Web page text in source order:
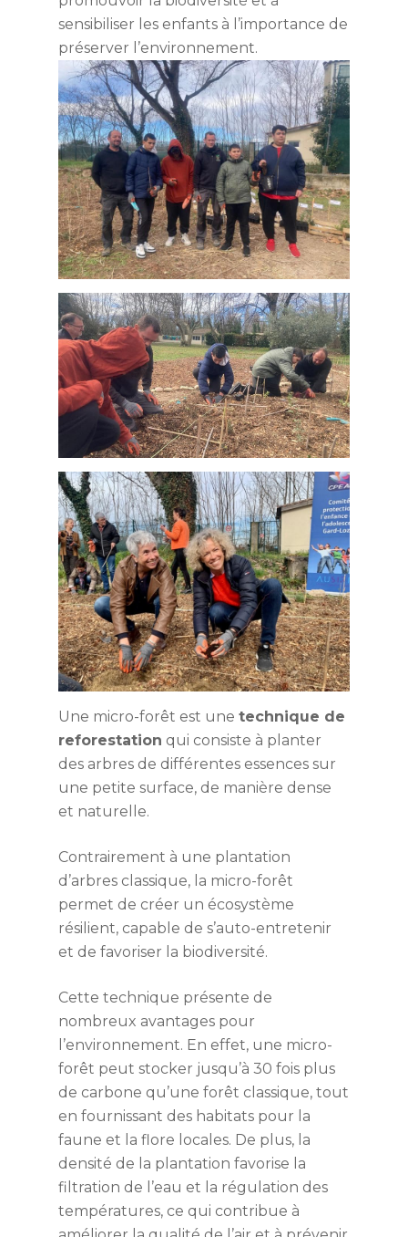
sensibiliser les enfants à l’importance de
préserver l’environnement.
Une micro-forêt est une technique de
reforestation qui consiste à planter
des arbres de différentes essences sur
une petite surface, de manière dense
et naturelle.
Contrairement à une plantation
d’arbres classique, la micro-forêt
permet de créer un écosystème
résilient, capable de s’auto-entretenir
et de favoriser la biodiversité.
Cette technique présente de
nombreux avantages pour
l’environnement. En effet, une micro-
forêt peut stocker jusqu’à 30 fois plus
de carbone qu’une forêt classique, tout
en fournissant des habitats pour la
faune et la flore locales. De plus, la
densité de la plantation favorise la
filtration de l’eau et la régulation des
températures, ce qui contribue à